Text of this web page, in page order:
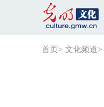
首页 > 文化频道>